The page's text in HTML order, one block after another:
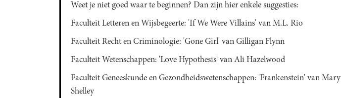
Weet je niet goed waar te beginnen? Dan zijn hier enkele suggesties:
Faculteit Letteren en Wijsbegeerte: 'If We Were Villains' van M.L. Rio
Faculteit Recht en Criminologie: 'Gone Girl' van Gilligan Flynn
Faculteit Wetenschappen: 'Love Hypothesis' van Ali Hazelwood
Faculteit Geneeskunde en Gezondheidswetenschappen: 'Frankenstein' van Mary
Shelley